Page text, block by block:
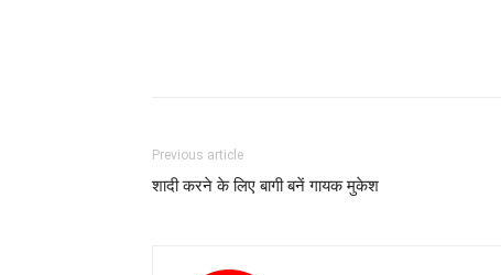
Previous article
शादी करने के लिए बागी बनें गायक मुकेश